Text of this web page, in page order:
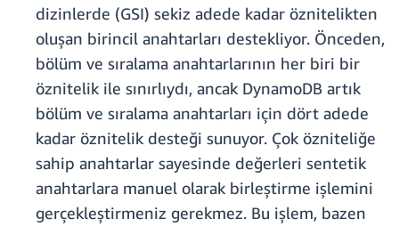
dizinlerde (GSI) sekiz adede kadar öznitelikten
oluşan birincil anahtarları destekliyor. Önceden,
bölüm ve sıralama anahtarlarının her biri bir
öznitelik ile sınırlıydı, ancak DynamoDB artık
bölüm ve sıralama anahtarları için dört adede
kadar öznitelik desteği sunuyor. Çok özniteliğe
sahip anahtarlar sayesinde değerleri sentetik
anahtarlara manuel olarak birleştirme işlemini
gerçekleştirmeniz gerekmez. Bu işlem, bazen